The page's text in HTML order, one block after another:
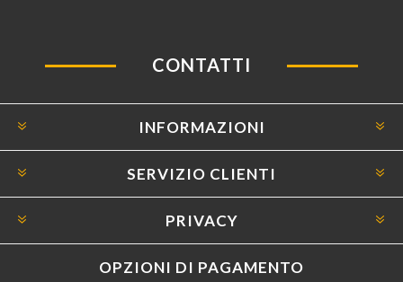
CONTATTI
INFORMAZIONI
SERVIZIO CLIENTI
PRIVACY
OPZIONI DI PAGAMENTO